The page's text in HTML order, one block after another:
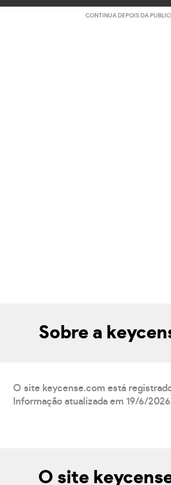
CONTINUA DEPOIS DA
Sobre a
O site keycense.com está
Informação atualizada em 19/6/
O site